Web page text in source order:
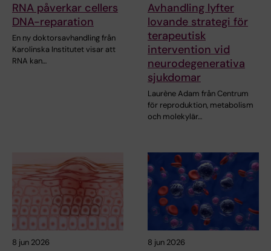
RNA påverkar cellers
DNA-reparation
En ny doktorsavhandling från
Karolinska Institutet visar att
RNA kan…
Avhandling lyfter
lovande strategi för
terapeutisk
intervention vid
neurodegenerativa
sjukdomar
Laurène Adam från Centrum
för reproduktion, metabolism
och molekylär…
8 jun 2026 8 jun 2026